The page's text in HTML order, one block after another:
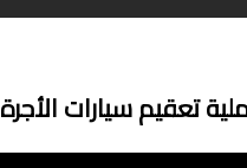
تعقيم سيارات الأجرة